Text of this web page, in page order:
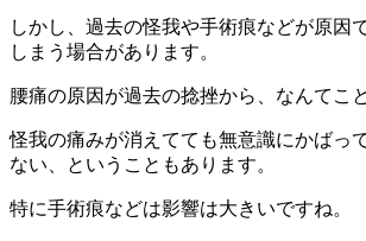
しかし、過去の怪我や手術痕などが原因
しまう場合があります。
腰痛の原因が過去の捻挫から、なんてこ
怪我の痛みが消えてても無意識にかばっ
ない、ということもあります。
特に手術痕などは影響は大きいですね。